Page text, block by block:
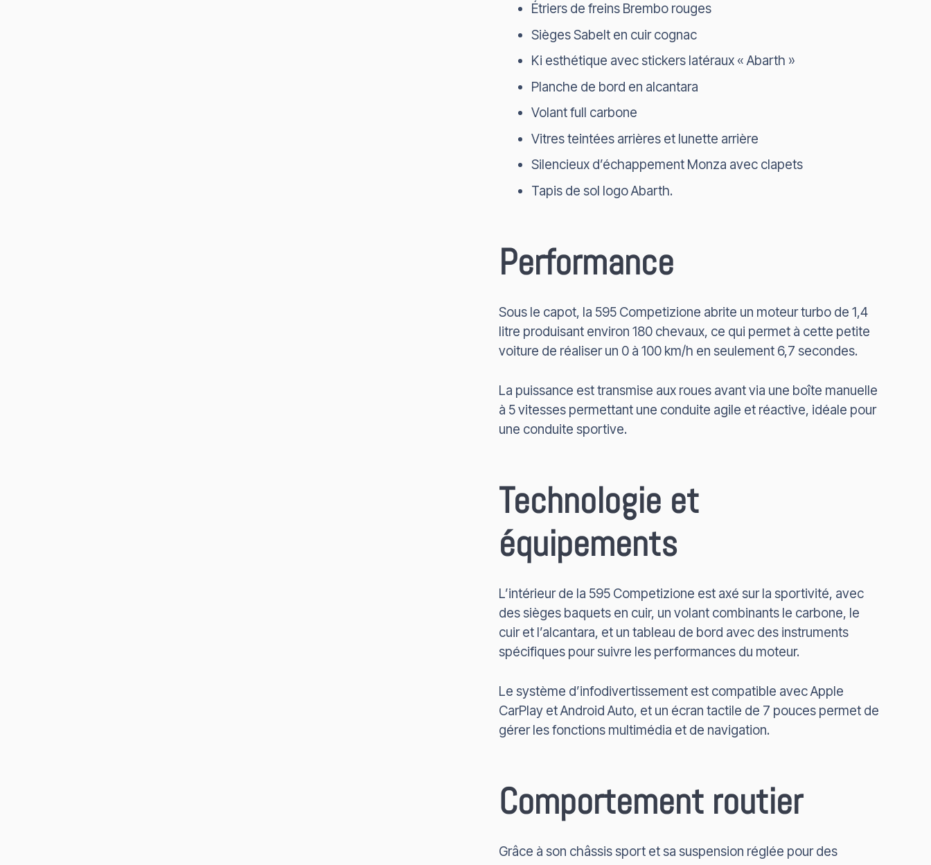
Étriers de freins Brembo rouges
Sièges Sabelt en cuir cognac
Ki esthétique avec stickers latéraux « Abarth »
Planche de bord en alcantara
Volant full carbone
Vitres teintées arrières et lunette arrière
Silencieux d’échappement Monza avec clapets
Tapis de sol logo Abarth.
Performance
Sous le capot, la 595 Competizione abrite un moteur turbo de 1,4
litre produisant environ 180 chevaux, ce qui permet à cette petite
voiture de réaliser un 0 à 100 km/h en seulement 6,7 secondes.
La puissance est transmise aux roues avant via une boîte manuelle
à 5 vitesses permettant une conduite agile et réactive, idéale pour
une conduite sportive.
Technologie et
équipements
L’intérieur de la 595 Competizione est axé sur la sportivité, avec
des sièges baquets en cuir, un volant combinants le carbone, le
cuir et l’alcantara, et un tableau de bord avec des instruments
spécifiques pour suivre les performances du moteur.
Le système d’infodivertissement est compatible avec Apple
CarPlay et Android Auto, et un écran tactile de 7 pouces permet de
gérer les fonctions multimédia et de navigation.
Comportement routier
Grâce à son châssis sport et sa suspension réglée pour des